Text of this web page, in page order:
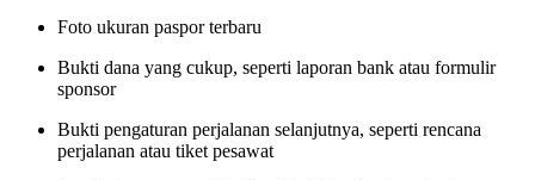
Foto ukuran paspor terbaru
Bukti dana yang cukup, seperti laporan bank atau formulir
sponsor
Bukti pengaturan perjalanan selanjutnya, seperti rencana
perjalanan atau tiket pesawat